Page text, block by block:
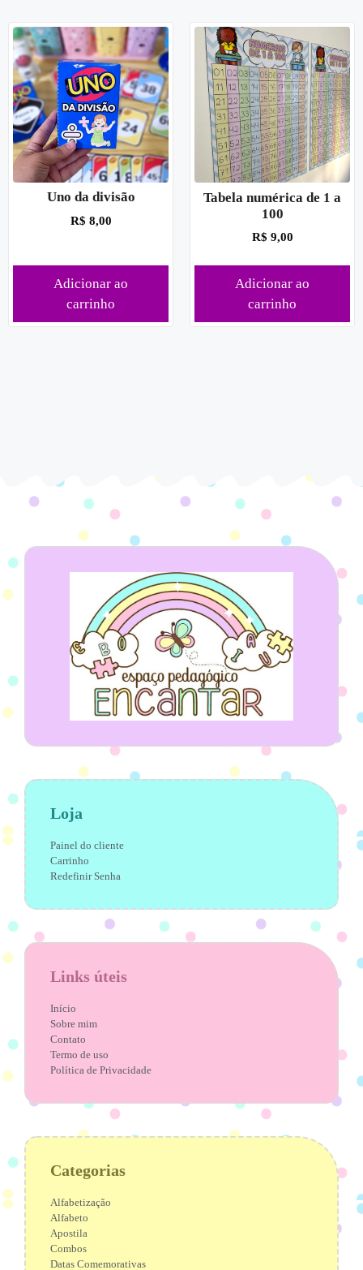
Uno da divisão
R$ 8,00
Adicionar ao
carrinho
Tabela numérica de 1 a
100
R$ 9,00
Adicionar ao
carrinho
Loja
Painel do cliente
Carrinho
Redefinir Senha
Links úteis
Início
Sobre mim
Contato
Termo de uso
Política de Privacidade
Categorias
Alfabetização
Alfabeto
Apostila
Combos
Datas Comemorativas